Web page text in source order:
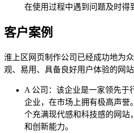
在使用过程中遇到问题及时得
客户案例
淮上区网页制作公司已经成功地为
观、易用、具备良好用户体验的网
A 公司：该企业是一家领先于
企业，在市场上拥有极高声誉
个充满现代感和科技感的网站
和创新能力。